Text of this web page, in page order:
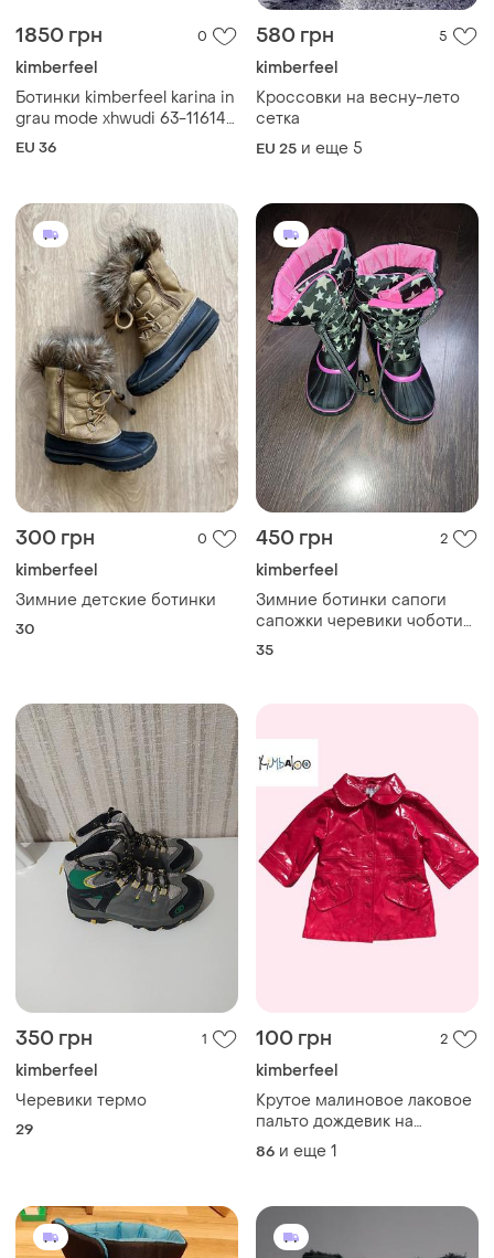
1850 грн 0
kimberfeel
Ботинки kimberfeel karina in
grau mode xhwudi 63-11614
оригинал мембрана новые
EU 36
580 грн 5
kimberfeel
Кроссовки на весну-лето
сетка
EU 25 и еще 5
300 грн 0
kimberfeel
Зимние детские ботинки
30
450 грн 2
kimberfeel
Зимние ботинки сапоги
сапожки черевики чоботи
дутики
35
350 грн 1
kimberfeel
Черевики термо
29
100 грн 2
kimberfeel
Крутое малиновое лаковое
пальто дождевик на
девочку kimbaloo girl
86 и еще 1